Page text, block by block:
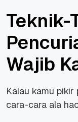
Teknik-
Wajib
Kalau kamu
cara-cara ala